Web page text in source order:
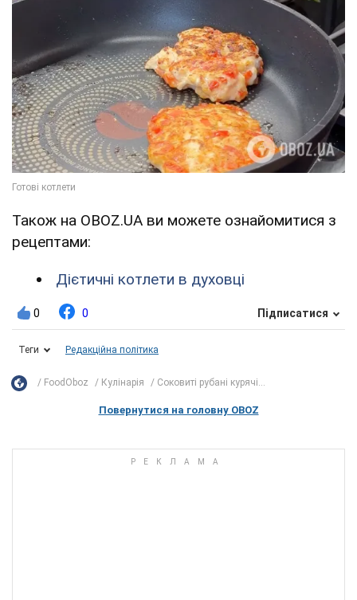
Також на OBOZ.UA ви можете ознайомитися з
рецептами:
Дієтичні котлети в духовці
0 0 Підписатися
Теги Редакційна політика
FoodOboz Кулінарія Соковиті рубані курячі...
Повернутися на головну OBOZ